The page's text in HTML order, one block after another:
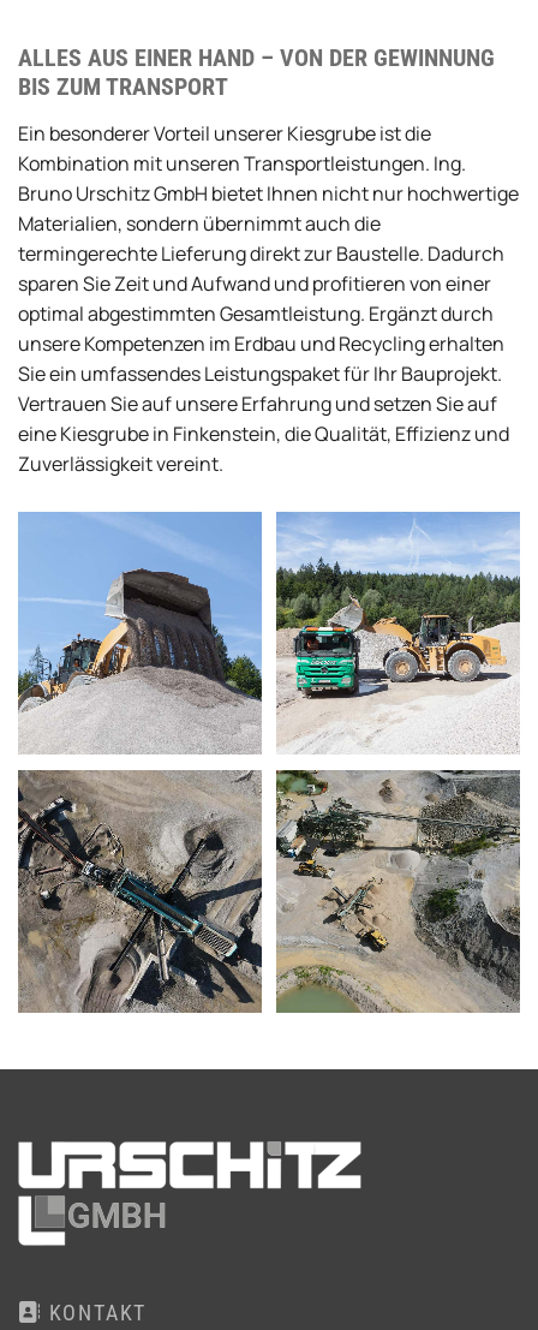
ALLES AUS EINER HAND – VON DER GEWINNUNG
BIS ZUM TRANSPORT
Ein besonderer Vorteil unserer Kiesgrube ist die
Kombination mit unseren Transportleistungen. Ing.
Bruno Urschitz GmbH bietet Ihnen nicht nur hochwertige
Materialien, sondern übernimmt auch die
termingerechte Lieferung direkt zur Baustelle. Dadurch
sparen Sie Zeit und Aufwand und profitieren von einer
optimal abgestimmten Gesamtleistung. Ergänzt durch
unsere Kompetenzen im Erdbau und Recycling erhalten
Sie ein umfassendes Leistungspaket für Ihr Bauprojekt.
Vertrauen Sie auf unsere Erfahrung und setzen Sie auf
eine Kiesgrube in Finkenstein, die Qualität, Effizienz und
Zuverlässigkeit vereint.
 KONTAKT